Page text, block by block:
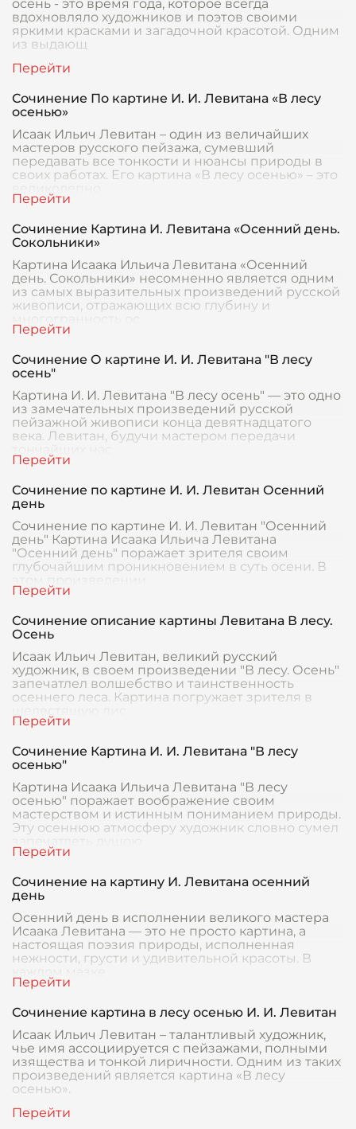
осень - это время года, которое всегда
вдохновляло художников и поэтов своими
яркими красками и загадочной красотой. Одним
из выдающ
Сочинение По картине И. И. Левитана «В лесу
осенью»
Исаак Ильич Левитан – один из величайших
мастеров русского пейзажа, сумевший
передавать все тонкости и нюансы природы в
своих работах. Его картина «В лесу осенью» – это
Сочинение Картина И. Левитана «Осенний день.
Сокольники»
Картина Исаака Ильича Левитана «Осенний
день. Сокольники» несомненно является одним
из самых выразительных произведений русской
живописи, отражающих всю глубину и
Сочинение О картине И. И. Левитана "В лесу
осень"
Картина И. И. Левитана "В лесу осень" — это одно
из замечательных произведений русской
пейзажной живописи конца девятнадцатого
века. Левитан, будучи мастером передачи
Сочинение по картине И. И. Левитан Осенний
день
Сочинение по картине И. И. Левитан "Осенний
день" Картина Исаака Ильича Левитана
"Осенний день" поражает зрителя своим
глубочайшим проникновением в суть осени. В
Сочинение описание картины Левитана В лесу.
Осень
Исаак Ильич Левитан, великий русский
художник, в своем произведении "В лесу. Осень"
запечатлел волшебство и таинственность
осеннего леса. Картина погружает зрителя в
Сочинение Картина И. И. Левитана "В лесу
осенью"
Картина Исаака Ильича Левитана "В лесу
осенью" поражает воображение своим
мастерством и истинным пониманием природы.
Эту осеннюю атмосферу художник словно сумел
Сочинение на картину И. Левитана осенний
день
Осенний день в исполнении великого мастера
Исаака Левитана — это не просто картина, а
настоящая поэзия природы, исполненная
нежности, грусти и удивительной красоты. В
Сочинение картина в лесу осенью И. И. Левитан
Исаак Ильич Левитан – талантливый художник,
чье имя ассоциируется с пейзажами, полными
изящества и тонкой лиричности. Одним из таких
произведений является картина «В лесу
осенью».